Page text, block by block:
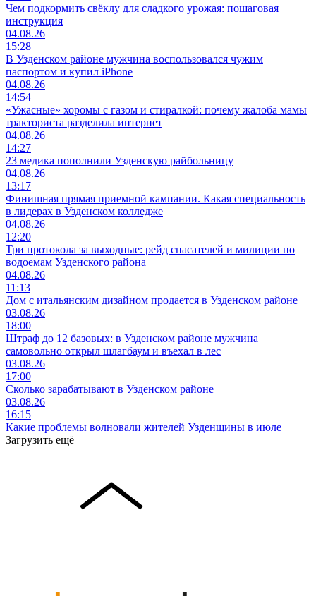
Чем подкормить свёклу для сладкого урожая: пошаговая
инструкция
04.08.26
15:28
В Узденском районе мужчина воспользовался чужим
паспортом и купил iPhone
04.08.26
14:54
«Ужасные» хоромы с газом и стиралкой: почему жалоба мамы
тракториста разделила интернет
04.08.26
14:27
23 медика пополнили Узденскую райбольницу
04.08.26
13:17
Финишная прямая приемной кампании. Какая специальность
в лидерах в Узденском колледже
04.08.26
12:20
Три протокола за выходные: рейд спасателей и милиции по
водоемам Узденского района
04.08.26
11:13
Дом с итальянским дизайном продается в Узденском районе
03.08.26
18:00
Штраф до 12 базовых: в Узденском районе мужчина
самовольно открыл шлагбаум и въехал в лес
03.08.26
17:00
Сколько зарабатывают в Узденском районе
03.08.26
16:15
Какие проблемы волновали жителей Узденщины в июле
Загрузить ещё